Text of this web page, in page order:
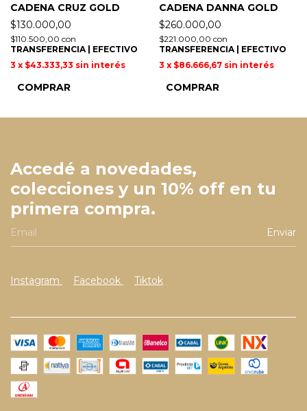
CADENA CRUZ GOLD
$130.000,00
$110.500,00 con
TRANSFERENCIA | EFECTIVO
3 x $43.333,33 sin interés
COMPRAR
CADENA DANNA GOLD
$260.000,00
$221.000,00 con
TRANSFERENCIA | EFECTIVO
3 x $86.666,67 sin interés
COMPRAR
Accedé a novedades,
colecciones y un 10% off en tu
primera compra.
Instagram Facebook Tiktok